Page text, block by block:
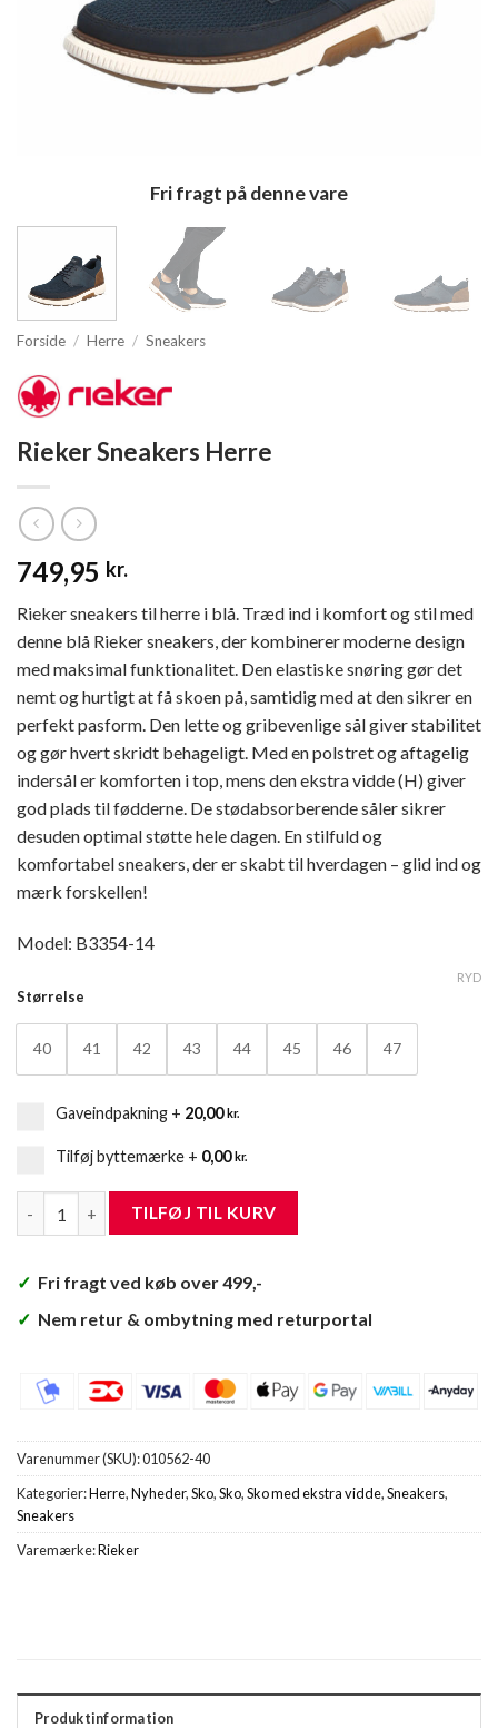
Fri fragt på denne vare
Forside / Herre / Sneakers
Rieker Sneakers Herre
749,95 kr.
Rieker sneakers til herre i blå. Træd ind i komfort og stil med
denne blå Rieker sneakers, der kombinerer moderne design
med maksimal funktionalitet. Den elastiske snøring gør det
nemt og hurtigt at få skoen på, samtidig med at den sikrer en
perfekt pasform. Den lette og gribevenlige sål giver stabilitet
og gør hvert skridt behageligt. Med en polstret og aftagelig
indersål er komforten i top, mens den ekstra vidde (H) giver
god plads til fødderne. De stødabsorberende såler sikrer
desuden optimal støtte hele dagen. En stilfuld og
komfortabel sneakers, der er skabt til hverdagen – glid ind og
mærk forskellen!
Model: B3354-14
Størrelse
40 41 42 43 44 45 46 47
RYD
Gaveindpakning + 20,00kr.
Tilføj byttemærke + 0,00kr.
Rieker Sneakers Herre antal
TILFØJ TIL KURV
✓ Fri fragt ved køb over 499,-
✓ Nem retur & ombytning med returportal
Varenummer (SKU):010562-40
Kategorier:Herre,Nyheder,Sko,Sko,Sko med ekstra vidde,Sneakers,
Sneakers
Varemærke:Rieker
Produktinformation